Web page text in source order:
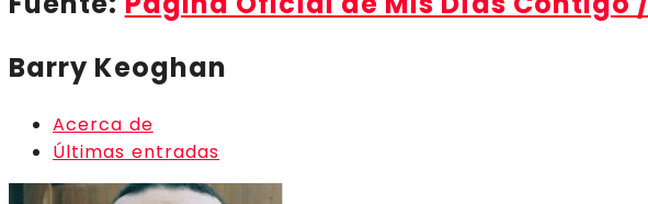
Barry Keoghan
Acerca de
Últimas entradas